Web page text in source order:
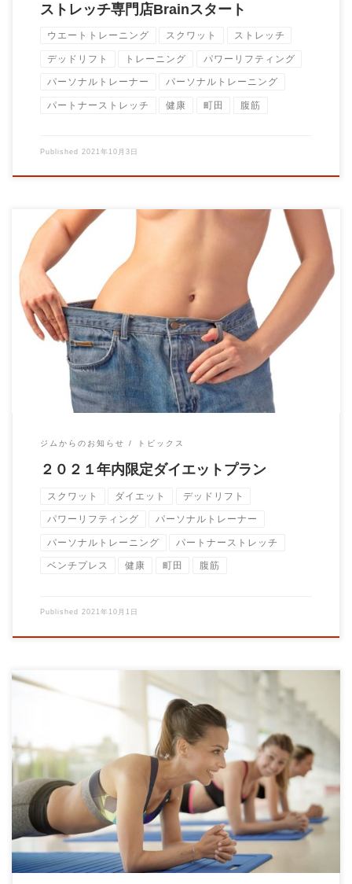
ストレッチ専門店Brainスタート
ウエートトレーニング スクワット ストレッチ
デッドリフト トレーニング パワーリフティング
パーソナルトレーナー パーソナルトレーニング
パートナーストレッチ 健康 町田 腹筋
Published 2021年10月3日
緊急事態宣言が明けましたね。 油断はできませんがひとまず日
常を取り戻していこうという方もいらっしゃる […]
ジムからのお知らせ トピックス
２０２１年内限定ダイエットプラン
スクワット ダイエット デッドリフト
パワーリフティング パーソナルトレーナー
パーソナルトレーニング パートナーストレッチ
ベンチプレス 健康 町田 腹筋
Published 2021年10月1日
パーソナルトレーニング年間パスポートのご案内です。 【内
容】 パーソナルトレーニング5 […]